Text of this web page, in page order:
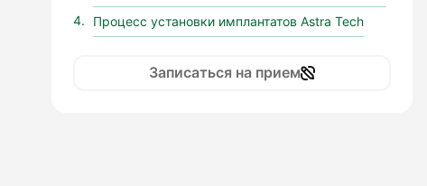
Процесс установки имплантатов Astra Tech
Записаться на прием